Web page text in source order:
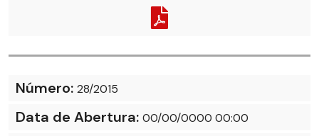
Número: 28/2015
Data de Abertura: 00/00/0000 00:00